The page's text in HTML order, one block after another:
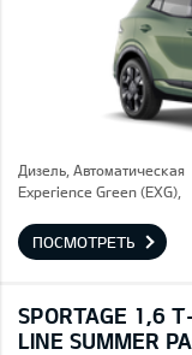
Дизель, Автоматическая
Experience Green (EXG),
ПОСМОТРЕТЬ
SPORTAGE 1,6
LINE SUMMER